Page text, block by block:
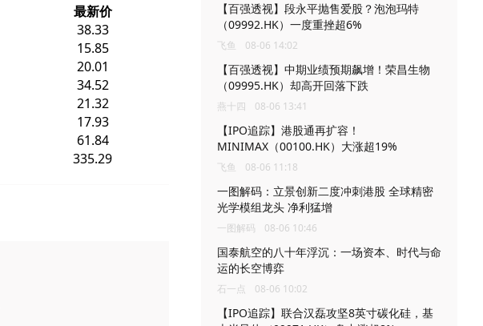
最新价
38.33
15.85
20.01
34.52
21.32
17.93
61.84
335.29
【百强透视】段永平抛售爱股？泡泡玛特
（09992.HK）一度重挫超6%
飞鱼 08-06 14:02
【百强透视】中期业绩预期飙增！荣昌生物
（09995.HK）却高开回落下跌
燕十四 08-06 13:41
【IPO追踪】港股通再扩容！
MINIMAX（00100.HK）大涨超19%
飞鱼 08-06 11:18
一图解码：立景创新二度冲刺港股 全球精密
光学模组龙头 净利猛增
一图解码 08-06 10:46
国泰航空的八十年浮沉：一场资本、时代与命
运的长空博弈
石一点 08-06 10:02
【IPO追踪】联合汉磊攻坚8英寸碳化硅，基